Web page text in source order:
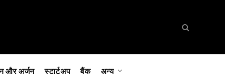
और अर्जन स्टार्टअप बैंक अन्य